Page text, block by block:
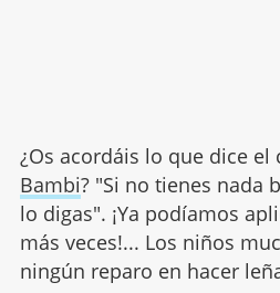
¿Os acordáis lo que dice
Bambi? "Si no tienes nada
lo digas". ¡Ya podíamos
más veces!... Los niños
ningún reparo en hacer